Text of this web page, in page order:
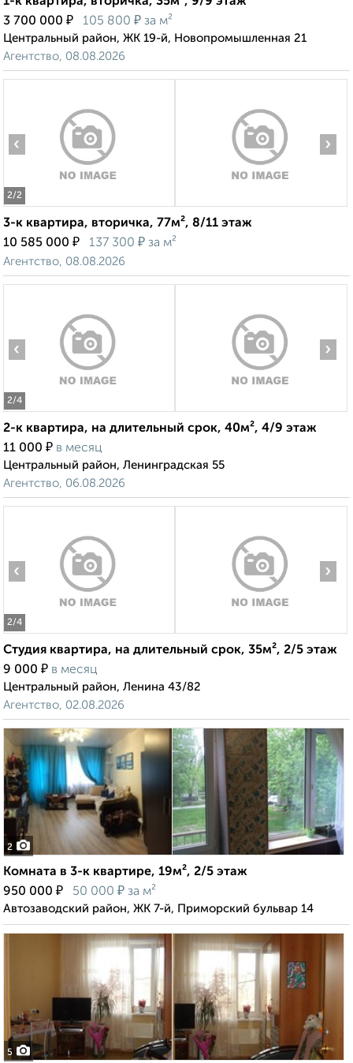
3 700 000 ₽ 105 800 ₽ за м²
Центральный район, ЖК 19-й, Новопромышленная 21
Агентство, 08.08.2026
2/2
‹ ›
3-к квартира, вторичка, 77м², 8/11 этаж
10 585 000 ₽ 137 300 ₽ за м²
Агентство, 08.08.2026
2/4
‹ ›
2-к квартира, на длительный срок, 40м², 4/9 этаж
11 000 ₽ в месяц
Центральный район, Ленинградская 55
Агентство, 06.08.2026
2/4
‹ ›
Студия квартира, на длительный срок, 35м², 2/5 этаж
9 000 ₽ в месяц
Центральный район, Ленина 43/82
Агентство, 02.08.2026
2
Комната в 3-к квартире, 19м², 2/5 этаж
950 000 ₽ 50 000 ₽ за м²
Автозаводский район, ЖК 7-й, Приморский бульвар 14
5